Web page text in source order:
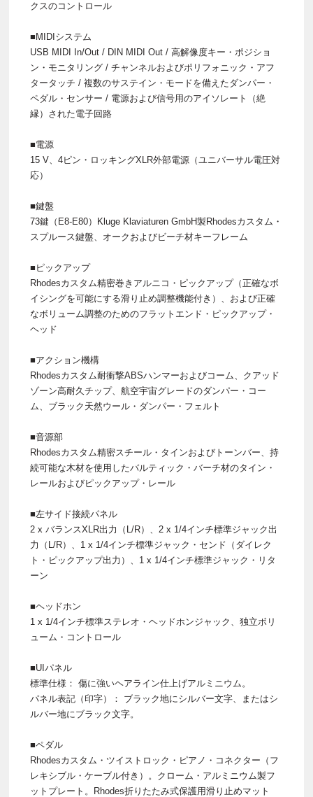
クスのコントロール
■MIDIシステム
USB MIDI In/Out / DIN MIDI Out / 高解像度キー・ポジショ
ン・モニタリング / チャンネルおよびポリフォニック・アフ
タータッチ / 複数のサステイン・モードを備えたダンパー・
ペダル・センサー / 電源および信号用のアイソレート（絶
縁）された電子回路
■電源
15 V、4ピン・ロッキングXLR外部電源（ユニバーサル電圧対
応）
■鍵盤
73鍵（E8-E80）Kluge Klaviaturen GmbH製Rhodesカスタム・
スプルース鍵盤、オークおよびビーチ材キーフレーム
■ピックアップ
Rhodesカスタム精密巻きアルニコ・ピックアップ（正確なボ
イシングを可能にする滑り止め調整機能付き）、および正確
なボリューム調整のためのフラットエンド・ピックアップ・
ヘッド
■アクション機構
Rhodesカスタム耐衝撃ABSハンマーおよびコーム、クアッド
ゾーン高耐久チップ、航空宇宙グレードのダンパー・コー
ム、ブラック天然ウール・ダンパー・フェルト
■音源部
Rhodesカスタム精密スチール・タインおよびトーンバー、持
続可能な木材を使用したバルティック・バーチ材のタイン・
レールおよびピックアップ・レール
■左サイド接続パネル
2 x バランスXLR出力（L/R）、2 x 1/4インチ標準ジャック出
力（L/R）、1 x 1/4インチ標準ジャック・センド（ダイレク
ト・ピックアップ出力）、1 x 1/4インチ標準ジャック・リタ
ーン
■ヘッドホン
1 x 1/4インチ標準ステレオ・ヘッドホンジャック、独立ボリ
ューム・コントロール
■UIパネル
標準仕様： 傷に強いヘアライン仕上げアルミニウム。
パネル表記（印字）： ブラック地にシルバー文字、またはシ
ルバー地にブラック文字。
■ペダル
Rhodesカスタム・ツイストロック・ピアノ・コネクター（フ
レキシブル・ケーブル付き）。クローム・アルミニウム製フ
ットプレート。Rhodes折りたたみ式保護用滑り止めマット